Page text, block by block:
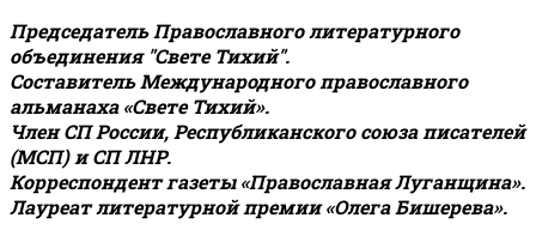
Председатель Православного литературного
объединения "Свете Тихий".
Составитель Международного православного
альманаха «Свете Тихий».
Член СП России, Республиканского союза писателей
(МСП) и СП ЛНР.
Корреспондент газеты «Православная Луганщина».
Лауреат литературной премии «Олега Бишерева».